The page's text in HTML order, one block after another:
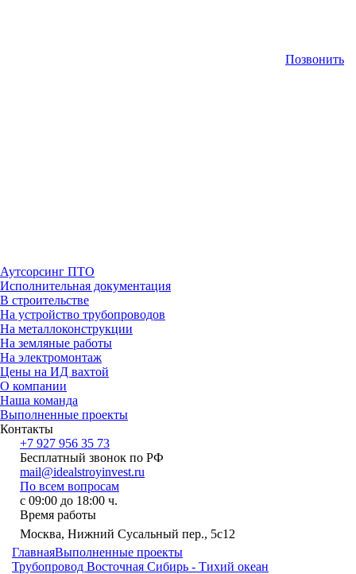
Позвонить
Аутсорсинг ПТО
Исполнительная документация
В строительстве
На устройство трубопроводов
На металлоконструкции
На земляные работы
На электромонтаж
Цены на ИД вахтой
О компании
Наша команда
Выполненные проекты
Контакты
+7 927 956 35 73
Бесплатный звонок по РФ
mail@idealstroyinvest.ru
По всем вопросам
с 09:00 до 18:00 ч.
Время работы
Москва, Нижний Сусальный пер., 5c12
ГлавнаяВыполненные проекты
Трубопровод Восточная Сибирь - Тихий океан